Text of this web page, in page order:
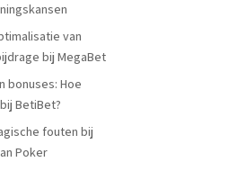
van
bij MegaBet
bonuses: Hoe
BetiBet?
fouten bij
Poker